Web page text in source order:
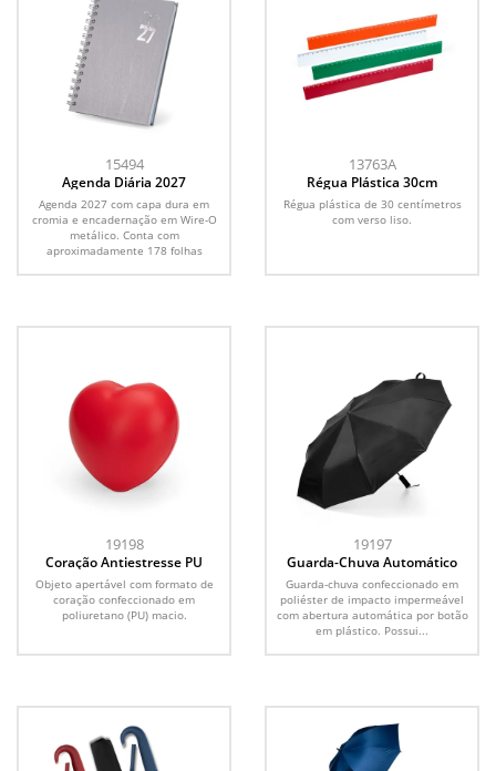
15494
Agenda Diária 2027
Agenda 2027 com capa dura em
cromia e encadernação em Wire-O
metálico. Conta com
aproximadamente 178 folhas
13763A
Régua Plástica 30cm
Régua plástica de 30 centímetros
com verso liso.
19198
Coração Antiestresse PU
Objeto apertável com formato de
coração confeccionado em
poliuretano (PU) macio.
19197
Guarda-Chuva Automático
Guarda-chuva confeccionado em
poliéster de impacto impermeável
com abertura automática por botão
em plástico. Possui...